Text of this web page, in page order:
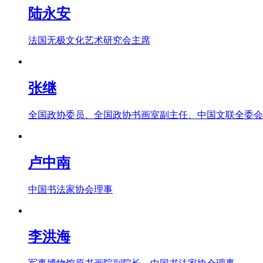
陆永安
法国无极文化艺术研究会主席
张继
全国政协委员、全国政协书画室副主任、中国文联全委
卢中南
中国书法家协会理事
李洪海